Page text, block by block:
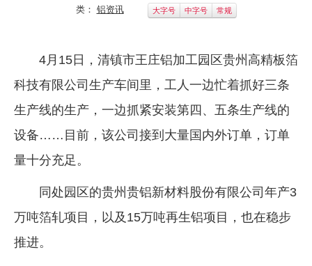
党建工作
企业文化
《资源再生》杂志
行情报价
数字报
类： 铝资讯 大字号 中字号 常规
4月15日，清镇市王庄铝加工园区贵州高精板箔
科技有限公司生产车间里，工人一边忙着抓好三条
生产线的生产，一边抓紧安装第四、五条生产线的
设备……目前，该公司接到大量国内外订单，订单
量十分充足。
同处园区的贵州贵铝新材料股份有限公司年产3
万吨箔轧项目，以及15万吨再生铝项目，也在稳步
推进。